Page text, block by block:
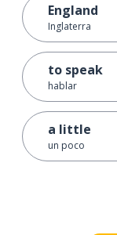
England
Inglaterra
to speak
hablar
a little
un poco